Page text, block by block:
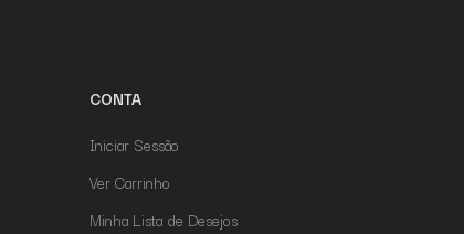
CONTA
Iniciar Sessão
Ver Carrinho
Minha Lista de Desejos